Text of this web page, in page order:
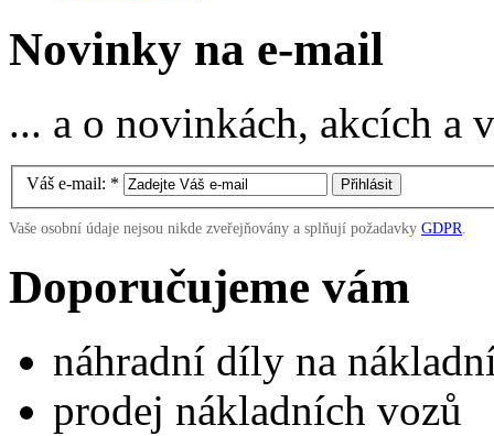
Novinky na e-mail
... a o novinkách, akcích
Váš e-mail: *
Vaše osobní údaje nejsou nikde zveřejňovány a splňují požadavky GDPR.
Doporučujeme vám
náhradní díly na
prodej nákladních vozů